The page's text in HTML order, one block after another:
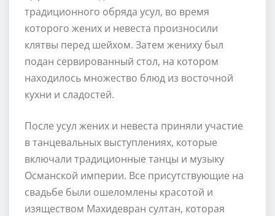
традиционного обряда усул, во время
которого жених и невеста произносили
клятвы перед шейхом. Затем жениху был
подан сервированный стол, на котором
находилось множество блюд из восточной
кухни и сладостей.
После усул жених и невеста приняли участие
в танцевальных выступлениях, которые
включали традиционные танцы и музыку
Османской империи. Все присутствующие на
свадьбе были ошеломлены красотой и
изяществом Махидевран султан, которая